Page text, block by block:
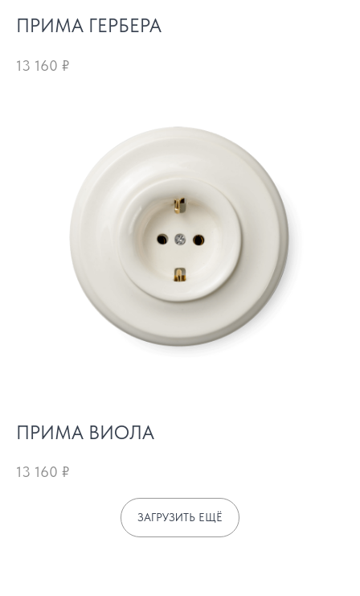
ПРИМА ГЕРБЕРА
13 160 ₽
ПРИМА ВИОЛА
13 160 ₽
ЗАГРУЗИТЬ ЕЩЁ